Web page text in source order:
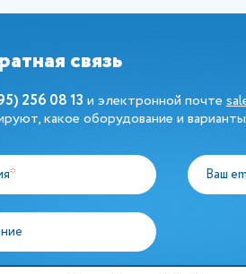
связь
256 08 13 и электронной почте
какое оборудование и
* Ваш